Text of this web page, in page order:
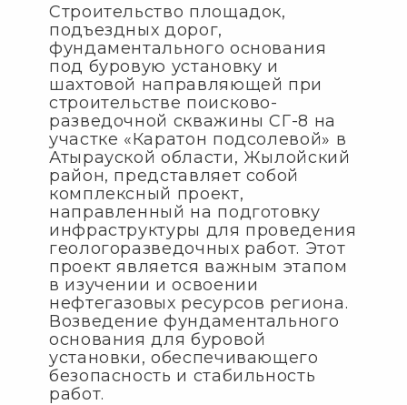
Строительство площадок,
подъездных дорог,
фундаментального основания
под буровую установку и
шахтовой направляющей при
строительстве поисково-
разведочной скважины СГ-8 на
участке «Каратон подсолевой» в
Атырауской области, Жылойский
район, представляет собой
комплексный проект,
направленный на подготовку
инфраструктуры для проведения
геологоразведочных работ. Этот
проект является важным этапом
в изучении и освоении
нефтегазовых ресурсов региона.
Возведение фундаментального
основания для буровой
установки, обеспечивающего
безопасность и стабильность
работ.